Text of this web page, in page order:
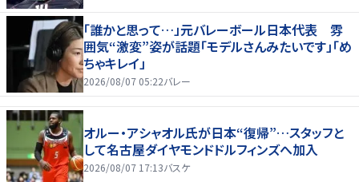
「誰かと思って…」元バレーボール日本代表 雰
囲気“激変”姿が話題「モデルさんみたいです」「め
ちゃキレイ」
2026/08/07 05:22バレー
オルー・アシャオル氏が日本“復帰”…スタッフと
して名古屋ダイヤモンドドルフィンズへ加入
2026/08/07 17:13バスケ